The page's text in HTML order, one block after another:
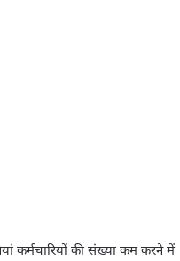
कर्मचारियों की संख्या कम करने में